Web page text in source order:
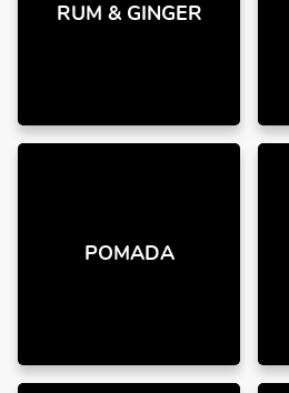
RUM & GINGER
POMADA